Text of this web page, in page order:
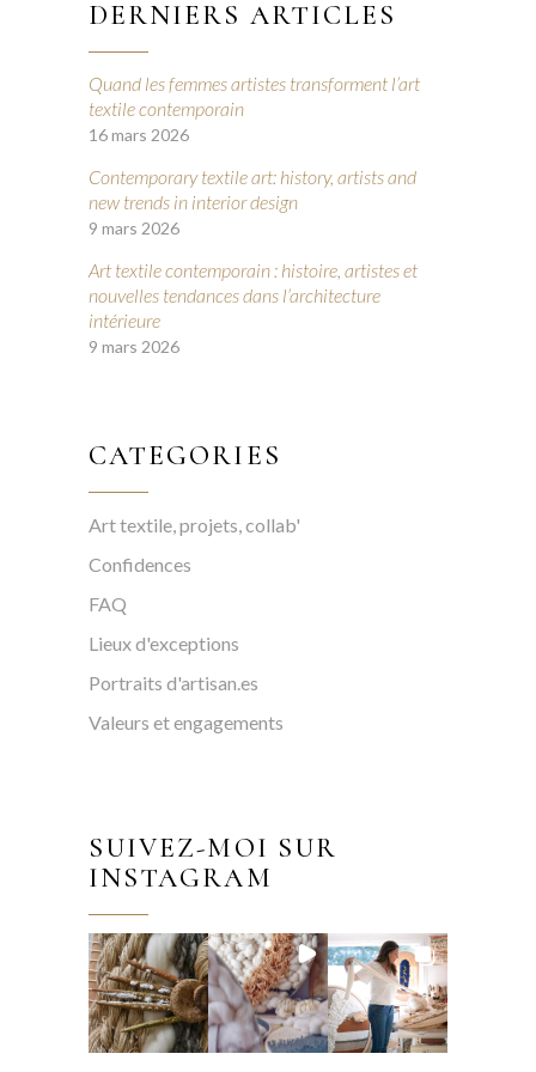
DERNIERS ARTICLES
Quand les femmes artistes transforment l’art
textile contemporain
16 mars 2026
Contemporary textile art: history, artists and
new trends in interior design
9 mars 2026
Art textile contemporain : histoire, artistes et
nouvelles tendances dans l’architecture
intérieure
9 mars 2026
CATEGORIES
Art textile, projets, collab'
Confidences
FAQ
Lieux d'exceptions
Portraits d'artisan.es
Valeurs et engagements
SUIVEZ-MOI SUR
INSTAGRAM